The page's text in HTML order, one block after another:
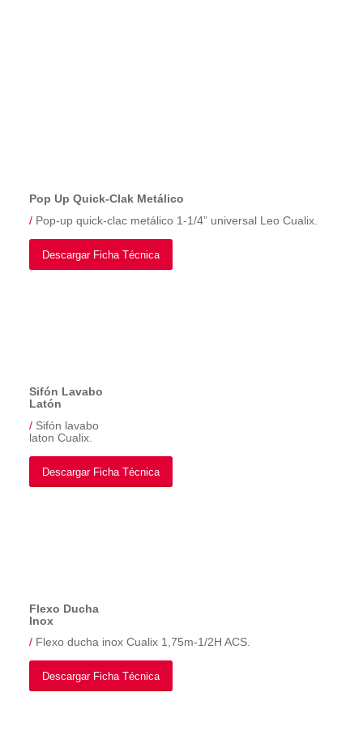
Pop Up Quick-Clak Metálico
/Pop-up quick-clac metálico 1-1/4” universal Leo Cualix.
Descargar Ficha Técnica
Sifón Lavabo
Latón
/Sifón lavabo
laton Cualix.
Descargar Ficha Técnica
Flexo Ducha
Inox
/Flexo ducha inox Cualix 1,75m-1/2H ACS.
Descargar Ficha Técnica